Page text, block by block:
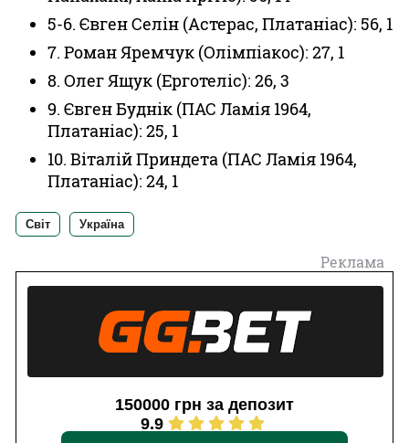
5-6. Євген Селін (Астерас, Платаніас): 56, 1
7. Роман Яремчук (Олімпіакос): 27, 1
8. Олег Ящук (Ерготеліс): 26, 3
9. Євген Буднік (ПАС Ламія 1964,
Платаніас): 25, 1
10. Віталій Приндета (ПАС Ламія 1964,
Платаніас): 24, 1
Світ Україна
Реклама
150000 грн за депозит
9.9